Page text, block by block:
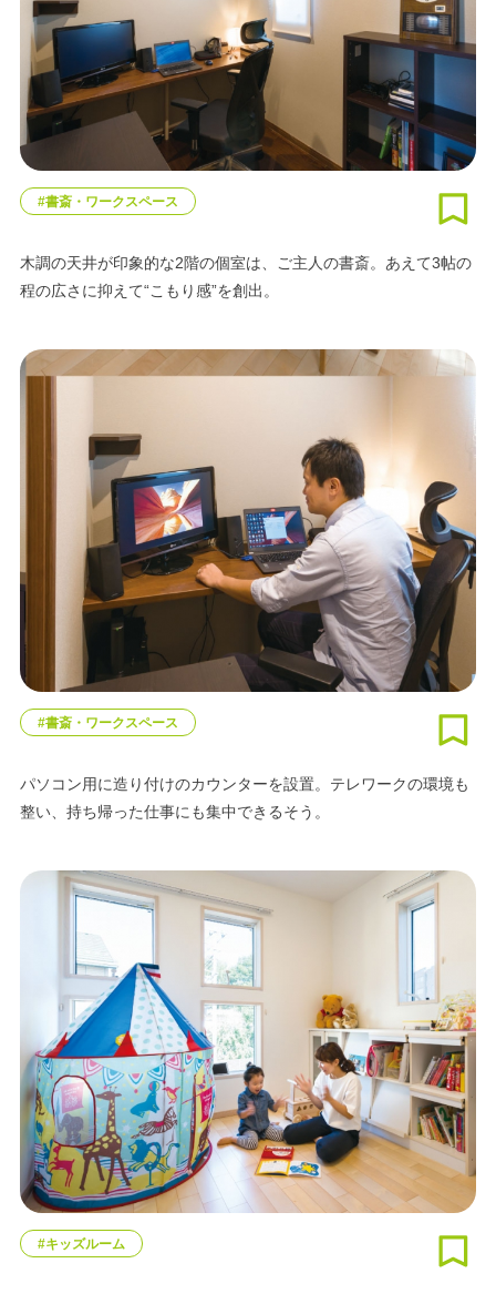
#書斎・ワークスペース
木調の天井が印象的な2階の個室は、ご主人の書斎。あえて3帖の
程の広さに抑えて“こもり感”を創出。
#書斎・ワークスペース
パソコン用に造り付けのカウンターを設置。テレワークの環境も
整い、持ち帰った仕事にも集中できるそう。
#キッズルーム